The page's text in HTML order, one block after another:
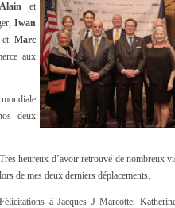
et
Iwan
Marc
aux
deux
Très heureux d’avoir retrouvé de nombreux
lors de mes deux derniers déplacements.
Félicitations à Jacques J Marcotte,